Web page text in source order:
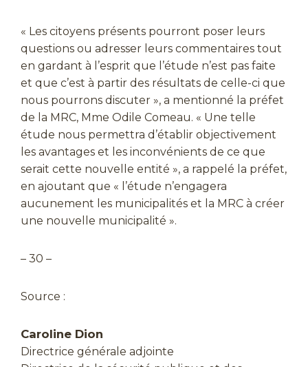
« Les citoyens présents pourront poser leurs
questions ou adresser leurs commentaires tout
en gardant à l’esprit que l’étude n’est pas faite
et que c’est à partir des résultats de celle-ci que
nous pourrons discuter », a mentionné la préfet
de la MRC, Mme Odile Comeau. « Une telle
étude nous permettra d’établir objectivement
les avantages et les inconvénients de ce que
serait cette nouvelle entité », a rappelé la préfet,
en ajoutant que « l’étude n’engagera
aucunement les municipalités et la MRC à créer
une nouvelle municipalité ».
– 30 –
Source :
Caroline Dion
Directrice générale adjointe